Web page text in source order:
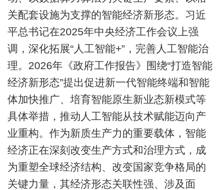
关配套设施为支撑的智能经济新形态。习近
平总书记在2025年中央经济工作会议上强
调，深化拓展“人工智能+”，完善人工智能治
理。2026年《政府工作报告》围绕“打造智能
经济新形态”提出促进新一代智能终端和智能
体加快推广、培育智能原生新业态新模式等
具体举措，推动人工智能从技术赋能迈向产
业重构。作为新质生产力的重要载体，智能
经济正在深刻改变生产方式和治理方式，成
为重塑全球经济结构、改变国家竞争格局的
关键力量，其经济形态关联性强、涉及面